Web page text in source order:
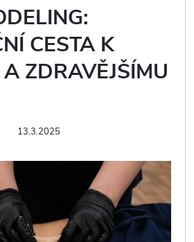
CESTA K
ZDRAVĚJŠÍMU
13.3.2025